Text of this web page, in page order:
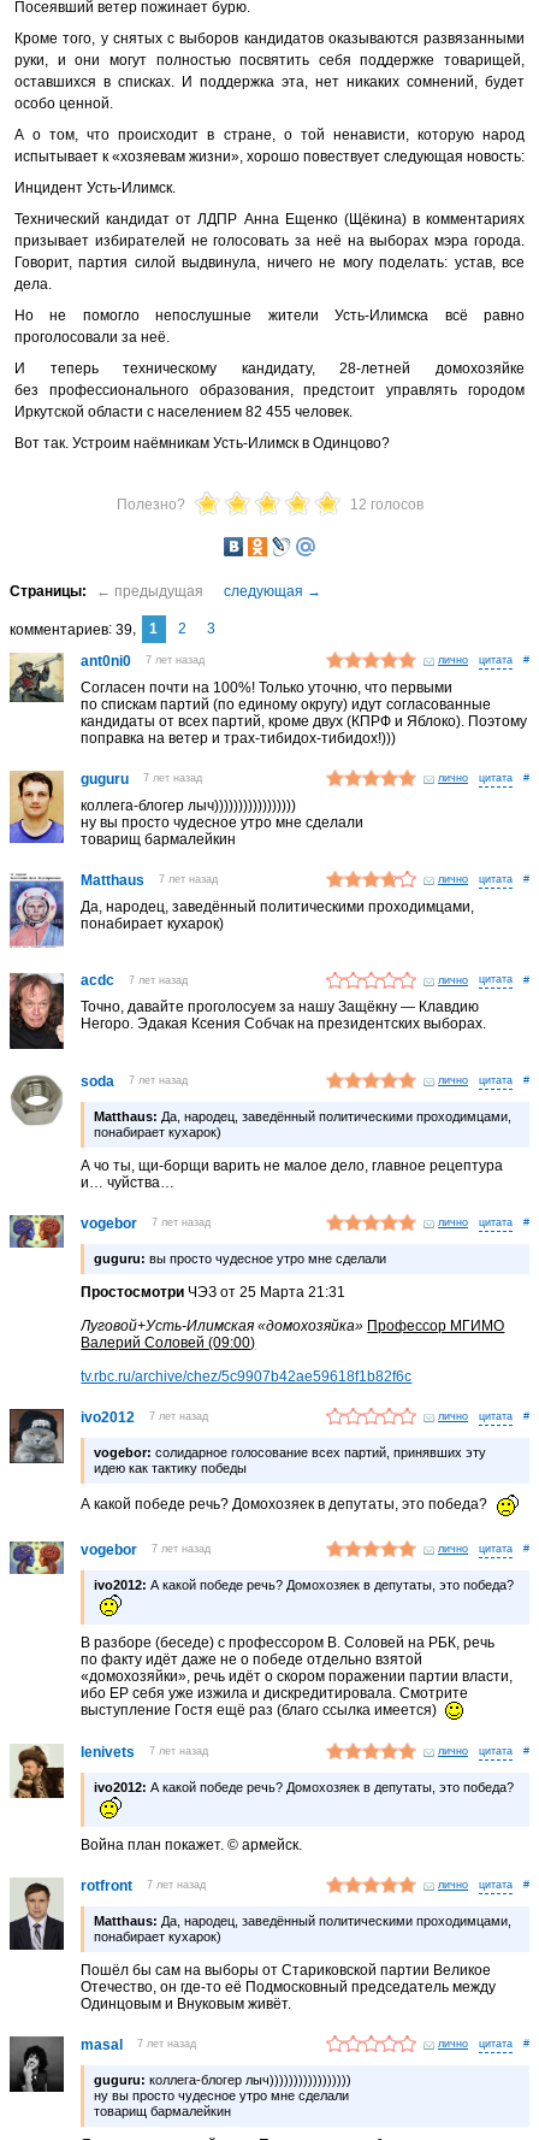
Посеявший ветер пожинает бурю.
Кроме того, у снятых с выборов кандидатов оказываются развязанными
руки, и они могут полностью посвятить себя поддержке товарищей,
оставшихся в списках. И поддержка эта, нет никаких сомнений, будет
особо ценной.
А о том, что происходит в стране, о той ненависти, которую народ
испытывает к «хозяевам жизни», хорошо повествует следующая новость:
Инцидент Усть-Илимск.
Технический кандидат от ЛДПР Анна Ещенко (Щёкина) в комментариях
призывает избирателей не голосовать за неё на выборах мэра города.
Говорит, партия силой выдвинула, ничего не могу поделать: устав, все
дела.
Но не помогло непослушные жители Усть-Илимска всё равно
проголосовали за неё.
И теперь техническому кандидату, 28-летней домохозяйке
без профессионального образования, предстоит управлять городом
Иркутской области с населением 82 455 человек.
Вот так. Устроим наёмникам Усть-Илимск в Одинцово?
Полезно? 12 голосов
комментариев 39 1 2
3
ant0ni0
7 лет назад лично #
Согласен почти на 100%! Только уточню, что первыми
по спискам партий (по единому округу) идут согласованные
кандидаты от всех партий, кроме двух (КПРФ и Яблоко). Поэтому
поправка на ветер и трах-тибидох-тибидох!)))
guguru 7 лет назад лично #
коллега-блогер лыч)))))))))))))))))
ну вы просто чудесное утро мне сделали
товарищ бармалейкин
Matthaus 7 лет назад лично #
Да, народец, заведённый политическими проходимцами,
понабирает кухарок)
acdc 7 лет назад лично #
Точно, давайте проголосуем за нашу Защёкну — Клавдию
Негоро. Эдакая Ксения Собчак на президентских выборах.
soda 7 лет назад лично #
Matthaus: Да, народец, заведённый политическими проходимцами,
понабирает кухарок)
А чо ты, щи-борщи варить не малое дело, главное рецептура
и… чуйства…
vogebor 7 лет назад лично #
guguru: вы просто чудесное утро мне сделали
Простосмотри ЧЭЗ от 25 Марта 21:31
Луговой+Усть-Илимская «домохозяйка» Профессор МГИМО
Валерий Соловей (09:00)
tv.rbc.ru/archive/chez/5c9907b42ae59618f1b82f6c
ivo2012 7 лет назад лично #
vogebor: солидарное голосование всех партий, принявших эту
идею как тактику победы
А какой победе речь? Домохозяек в депутаты, это победа?
vogebor 7 лет назад лично #
ivo2012: А какой победе речь? Домохозяек в депутаты, это победа?
В разборе (беседе) с профессором В. Соловей на РБК, речь
по факту идёт даже не о победе отдельно взятой
«домохозяйки», речь идёт о скором поражении партии власти,
ибо ЕР себя уже изжила и дискредитировала. Смотрите
выступление Гостя ещё раз (благо ссылка имеется)
lenivets 7 лет назад лично #
ivo2012: А какой победе речь? Домохозяек в депутаты, это победа?
Война план покажет. © армейск.
rotfront 7 лет назад лично #
Matthaus: Да, народец, заведённый политическими проходимцами,
понабирает кухарок)
Пошёл бы сам на выборы от Стариковской партии Великое
Отечество, он где-то её Подмосковный председатель между
Одинцовым и Внуковым живёт.
masal 7 лет назад лично #
guguru: коллега-блогер лыч)))))))))))))))))
ну вы просто чудесное утро мне сделали
товарищ бармалейкин